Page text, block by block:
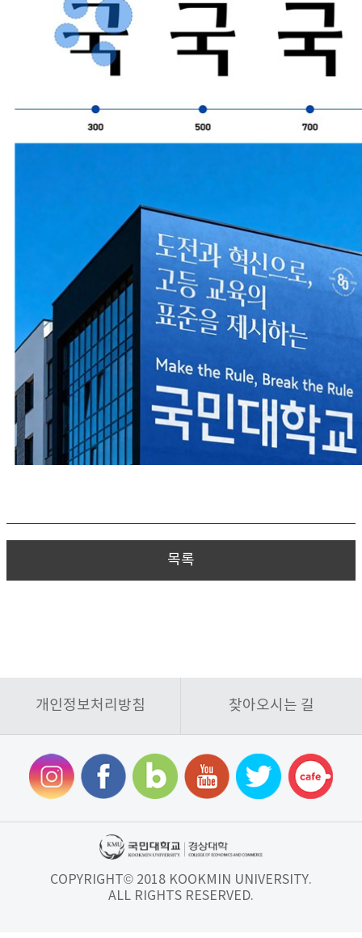
목록
개인정보처리방침 찾아오시는 길
COPYRIGHT© 2018 KOOKMIN UNIVERSITY.
ALL RIGHTS RESERVED.